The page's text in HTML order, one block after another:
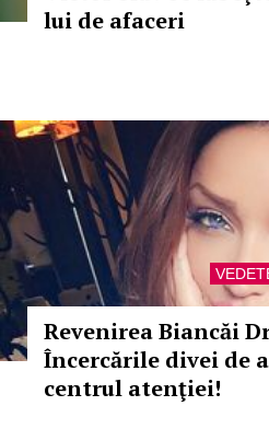
lui de afaceri
Revenirea Biancăi
Încercările divei de
centrul atenţiei!